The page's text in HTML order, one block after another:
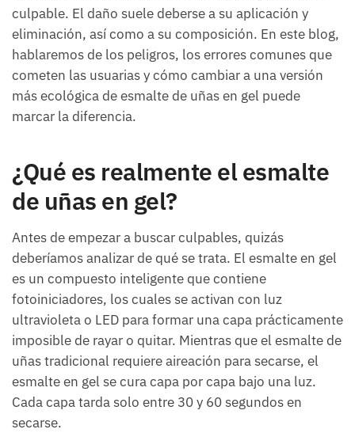
culpable. El daño suele deberse a su aplicación y
eliminación, así como a su composición. En este blog,
hablaremos de los peligros, los errores comunes que
cometen las usuarias y cómo cambiar a una versión
más ecológica de esmalte de uñas en gel puede
marcar la diferencia.
¿Qué es realmente el esmalte
de uñas en gel?
Antes de empezar a buscar culpables, quizás
deberíamos analizar de qué se trata. El esmalte en gel
es un compuesto inteligente que contiene
fotoiniciadores, los cuales se activan con luz
ultravioleta o LED para formar una capa prácticamente
imposible de rayar o quitar. Mientras que el esmalte de
uñas tradicional requiere aireación para secarse, el
esmalte en gel se cura capa por capa bajo una luz.
Cada capa tarda solo entre 30 y 60 segundos en
secarse.